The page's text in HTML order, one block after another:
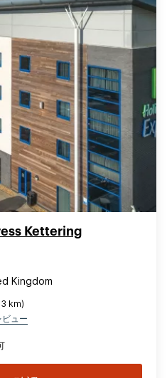
Kettering
Kingdom
km)
ュー